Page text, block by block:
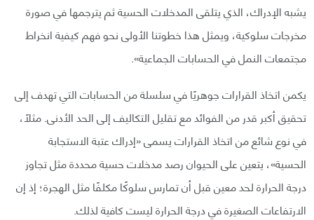
يشبه الإدراك، الذي يتلقى المدخلات الحسية ثم يترجمها في صورة
مخرجات سلوكية، ويمثل هذا خطوتنا الأولى نحو فهم كيفية انخراط
مجتمعات النمل في الحسابات الجماعية».
يكمن اتخاذ القرارات جوهريًا في سلسلة من الحسابات التي تهدف إلى
تحقيق أكبر قدر من الفوائد مع تقليل التكاليف إلى الحد الأدنى. مثلًا،
في نوع شائع من اتخاذ القرارات يسمى «إدراك عتبة الاستجابة
الحسية»، يتعين على الحيوان رصد مدخلات حسية محددة مثل تجاوز
درجة الحرارة لحد معين قبل أن تمارس سلوكًا مكلفًا مثل الهجرة؛ إذ إن
الارتفاعات الصغيرة في درجة الحرارة ليست كافية لذلك.